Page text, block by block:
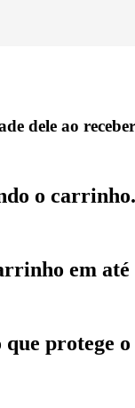
dele ao receber
o carrinho.
em até
que protege